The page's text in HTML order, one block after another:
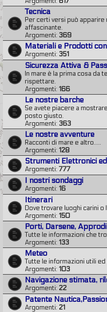
Tecnica
Per certi versi può apparire
affascinante.
Argomenti: 369
Materiali e Prodotti
Argomenti: 351
Sicurezza Attiva &
In mare è la prima cosa da
rispettare.
Argomenti: 166
Le nostre barche
Se avete piacere a
posto giusto.
Argomenti: 363
Le nostre avventure
Racconti di mare e altro.....
Argomenti: 128
Strumenti Elettronici
Argomenti: 777
I nostri sondaggi
Argomenti: 16
Itinerari
Dove trovare luoghi carini
Argomenti: 150
Porti, Darsene,
Tutte le informazioni che
Argomenti: 133
Meteo
Tutte le informazioni utili ed
Argomenti: 103
Navigazione stimata,
Argomenti: 22
Patente
Argomenti: 21